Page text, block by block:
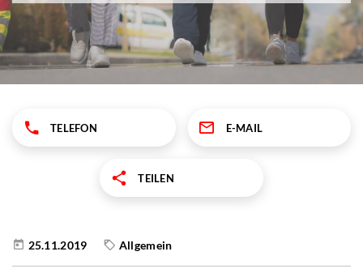
TELEFON E-MAIL
TEILEN
25.11.2019 Allgemein